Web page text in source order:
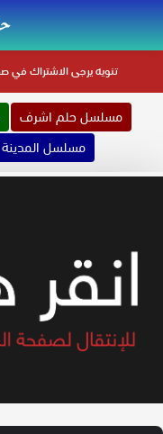
تنويهيرجى الاشتراك في
مسلسل حلم اشرف
مسلسل المدينة